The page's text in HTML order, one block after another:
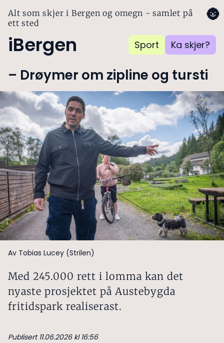
Alt som skjer i Bergen og omegn - samlet på
ett sted
iBergen Sport Ka skjer?
🌚
– Drøymer om zipline og tursti
Av Tobias Lucey (Strilen)
Med 245.000 rett i lomma kan det
nyaste prosjektet på Austebygda
fritidspark realiserast.
Publisert 11.06.2026 kl 16:56